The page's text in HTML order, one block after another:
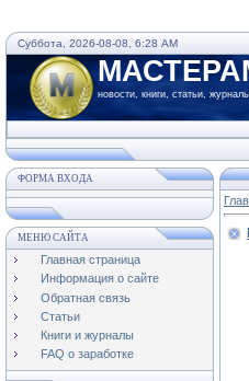
Суббота, 2026-08-08, 6:28 AM
новости, книги, статьи,
ФОРМА ВХОДА
МЕНЮ САЙТА
Главная страница
Информация о сайте
Обратная связь
Статьи
Книги и журналы
FAQ о заработке